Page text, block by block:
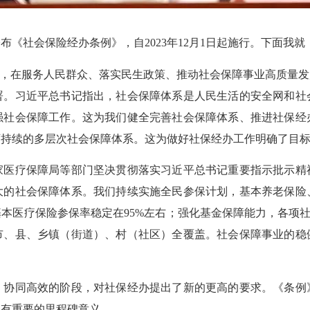
社会保险经办条例》，自2023年12月1日起施行。下面我就
服务人民群众、落实民生政策、推动社会保障事业高质量
习近平总书记指出，社会保障体系是人民生活的安全网和
会保障工作。这为我们健全完善社会保障体系、推进社保
续的多层次社会保障体系。这为做好社保经办工作明确了目
保障局等部门坚决贯彻落实习近平总书记重要指示批示精
社会保障体系。我们持续实施全民参保计划，基本养老保
医疗保险参保率稳定在95%左右；强化基金保障能力，各项
县、乡镇（街道）、村（社区）全覆盖。社会保障事业的
高效的阶段，对社保经办提出了新的更高的要求。《条例